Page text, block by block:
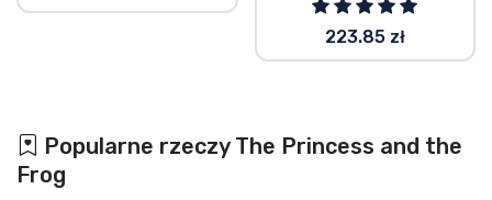
223.85 zł
Popularne rzeczy The Princess and the
Frog